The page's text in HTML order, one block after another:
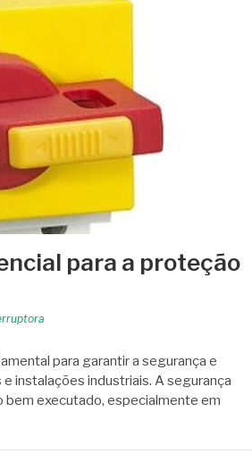
para a proteção
para garantir a segurança e
instalações industriais. A segurança
bem executado, especialmente em